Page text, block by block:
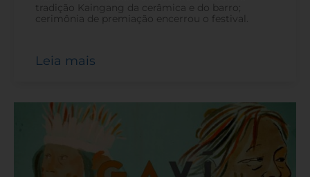
tradição Kaingang da cerâmica e do barro;
cerimônia de premiação encerrou o festival.
Leia mais